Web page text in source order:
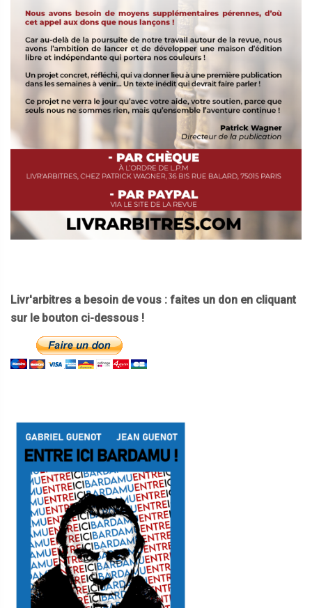
Livr'arbitres a besoin de vous : faites un don en cliquant
sur le bouton ci-dessous !